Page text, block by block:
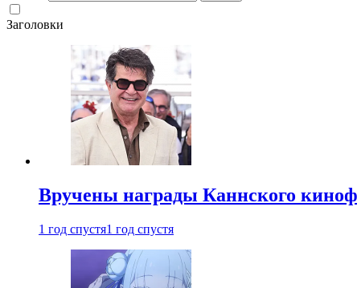
Заголовки
Вручены награды Каннского
1 год спустя1 год спустя